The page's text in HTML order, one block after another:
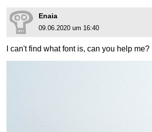
Enaia
09.06.2020 um 16:40
I can't find what font is, can you help me?